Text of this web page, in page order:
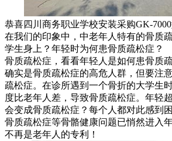
恭喜四川商务职业学校安装采购GK-
在我们的印象中，中老年人特有的骨质
学生身上？年轻时为何患骨质疏松症？
骨质疏松症，看看年轻人是如何患骨质疏
确实是骨质疏松症的高危人群，但要注
疏松症。在诊所遇到一个骨折的大学生
度比老年人差，导致骨质疏松症。年轻
会变成骨质疏松症？每个人都对此感到
骨质疏松症等骨骼健康问题已悄然进入
不再是老年人的专利！